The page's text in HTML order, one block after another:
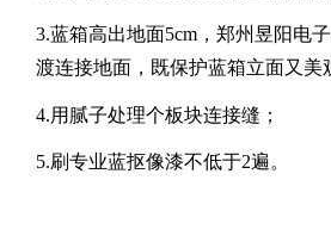
3.蓝箱高出地面5cm，郑州昱阳电
渡连接地面，既保护蓝箱立面又美
4.用腻子处理个板块连接缝；
5.刷专业蓝抠像漆不低于2遍。